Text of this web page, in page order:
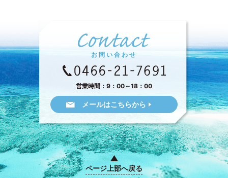
お問い合わせ
営業時間：9：00～18：00
メールはこちらから
ページ上部へ戻る